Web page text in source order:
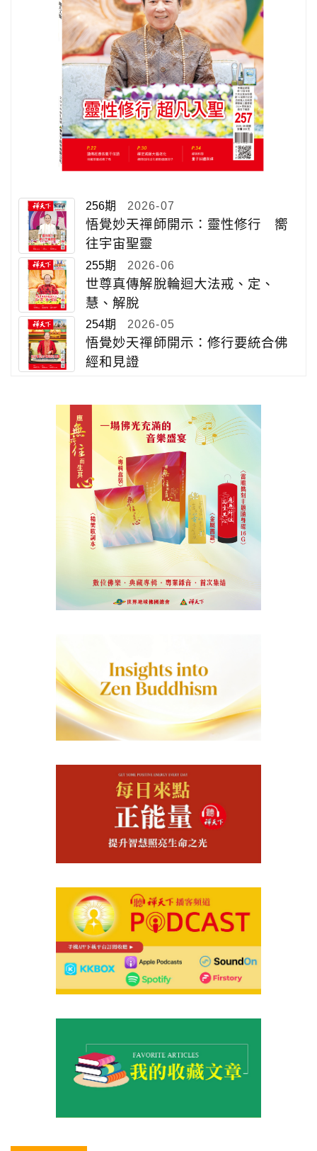
256期 2026-07
悟覺妙天禪師開示：靈性修行 嚮
往宇宙聖靈
255期 2026-06
世尊真傳解脫輪迴大法戒、定、
慧、解脫
254期 2026-05
悟覺妙天禪師開示：修行要統合佛
經和見證